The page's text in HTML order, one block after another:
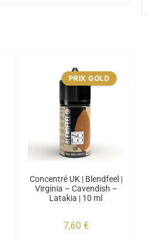
PRIX GOLD
Concentré UK | Blendfeel |
Virginia – Cavendish –
Latakia | 10 ml
7,60 €